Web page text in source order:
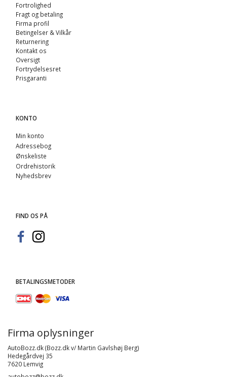
Fortrolighed
Fragt og betaling
Firma profil
Betingelser & Vilkår
Returnering
Kontakt os
Oversigt
Fortrydelsesret
Prisgaranti
KONTO
Min konto
Adressebog
Ønskeliste
Ordrehistorik
Nyhedsbrev
FIND OS PÅ
BETALINGSMETODER
Firma oplysninger
AutoBozz.dk (Bozz.dk v/ Martin Gavlshøj Berg)
Hedegårdvej 35
7620 Lemvig